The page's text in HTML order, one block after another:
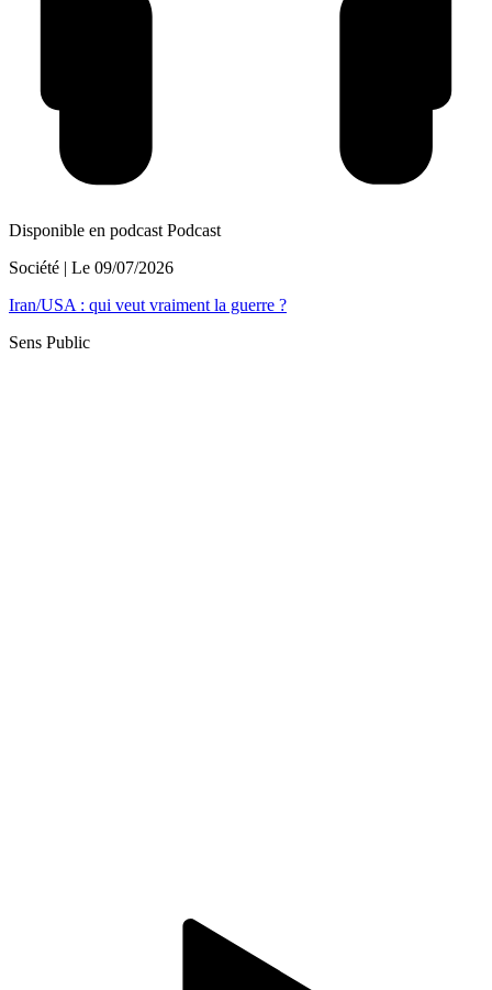
Disponible en podcast Podcast
Société | Le 09/07/2026
Iran/USA : qui veut vraiment la guerre ?
Sens Public